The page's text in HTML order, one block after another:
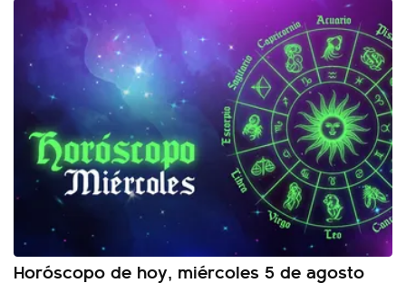
Horóscopo de hoy, miércoles 5 de agosto